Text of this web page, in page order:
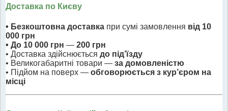
Доставка по Києву
• Безкоштовна доставка при сумі замовлення від 10
000 грн
• До 10 000 грн — 200 грн
• Доставка здійснюється до під’їзду
• Великогабаритні товари — за домовленістю
• Підйом на поверх — обговорюється з кур’єром на
місці